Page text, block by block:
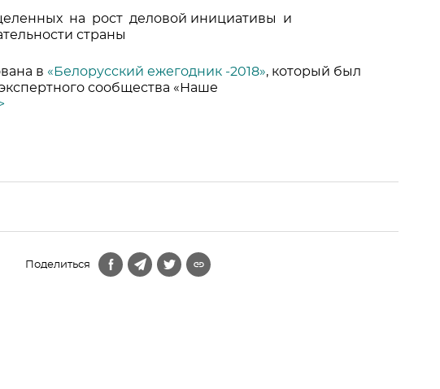
на рост деловой инициативы и
страны
в «Белорусский ежегодник ‐2018», который был
сообщества «Наше
Поделиться